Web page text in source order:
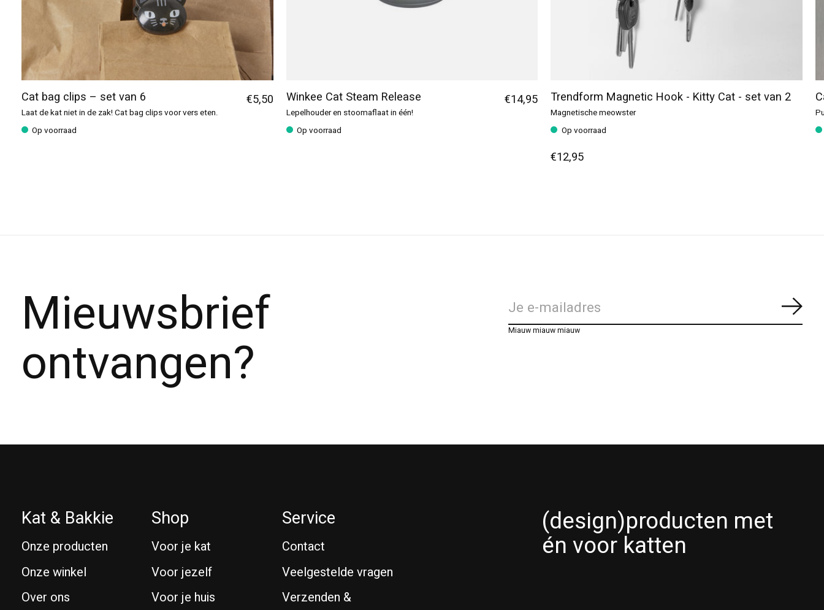
Cat bag clips – set van 6
Laat de kat niet in de zak! Cat bag clips voor vers eten.
Op voorraad
€5,50 Winkee Cat Steam Release
Lepelhouder en stoomaflaat in één!
Op voorraad
€14,95 Trendform Magnetic Hook - Kitty Cat - set van 2
Magnetische meowster
Op voorraad
€12,95
Mieuwsbrief
ontvangen? Miauw miauw miauw
Kat & Bakkie
Onze producten
Onze winkel
Over ons
Shop
Voor je kat
Voor jezelf
Voor je huis
Service
Contact
Veelgestelde vragen
Verzenden &
(design)producten met
én voor katten